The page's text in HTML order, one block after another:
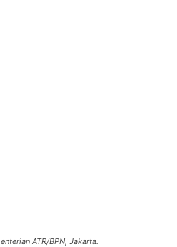
ATR/BPN, Jakarta.